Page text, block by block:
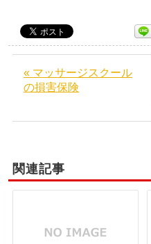
« マッサージスクール
の損害保険
関連記事